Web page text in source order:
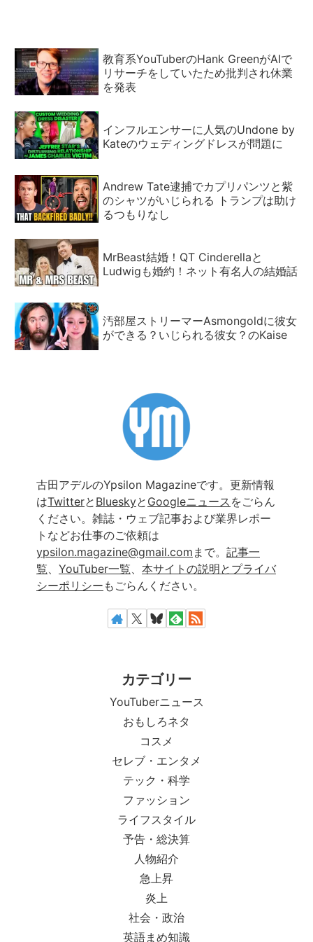
教育系YouTuberのHank GreenがAIで
リサーチをしていたため批判され休業
を発表
インフルエンサーに人気のUndone by
Kateのウェディングドレスが問題に
Andrew Tate逮捕でカプリパンツと紫
のシャツがいじられる トランプは助け
るつもりなし
MrBeast結婚！QT Cinderellaと
Ludwigも婚約！ネット有名人の結婚話
汚部屋ストリーマーAsmongoldに彼女
ができる？いじられる彼女？のKaise
古田アデルのYpsilon Magazineです。更新情報
はTwitterと Blueskyと Googleニュース をごらん
ください。雑誌・ウェブ記事および業界レポー
トなどお仕事のご依頼は
ypsilon.magazine@gmail.com まで。 記事一
覧、 YouTuber一覧、 本サイトの説明とプライバ
シーポリシー もごらんください。
カテゴリー
YouTuberニュース
おもしろネタ
コスメ
セレブ・エンタメ
テック・科学
ファッション
ライフスタイル
予告・総決算
人物紹介
急上昇
炎上
社会・政治
英語まめ知識